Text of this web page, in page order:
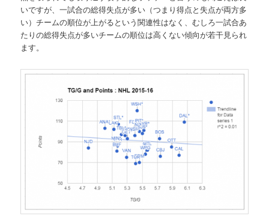
いですが、一試合の総得失点が多い（つまり得点と失点が両方多
い）チームの順位が上がるという関連性はなく、むしろ一試合あ
たりの総得失点が多いチームの順位は高くない傾向が若干見られ
ます。